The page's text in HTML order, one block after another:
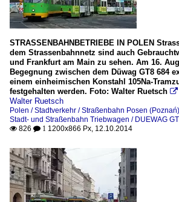
STRASSENBAHNBETRIEBE IN POLEN
dem Strassenbahnnetz sind auch
und Frankfurt am Main zu sehen. Am 16.
Begegnung zwischen dem Düwag GT8 684
einem einheimischen Konstahl 105Na-
festgehalten werden. Foto: Walter Ruetsch 
Walter Ruetsch
Polen / Stadtverkehr / Straßenbahn Posen (Poznań)
Stadt- und Straßenbahn Triebwagen / DUEWAG
 826  1 1200x866 Px, 12.10.2014